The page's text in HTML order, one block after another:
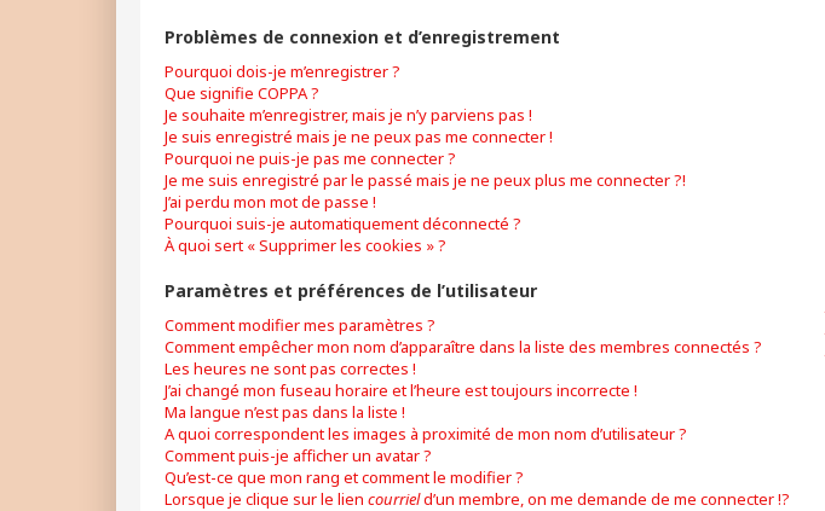
Problèmes de connexion et d’enregistrement
Pourquoi dois-je m’enregistrer ?
Que signifie COPPA ?
Je souhaite m’enregistrer, mais je n’y parviens pas !
Je suis enregistré mais je ne peux pas me connecter !
Pourquoi ne puis-je pas me connecter ?
Je me suis enregistré par le passé mais je ne peux plus me connecter ?!
J’ai perdu mon mot de passe !
Pourquoi suis-je automatiquement déconnecté ?
À quoi sert « Supprimer les cookies » ?
Paramètres et préférences de l’utilisateur
Comment modifier mes paramètres ?
Comment empêcher mon nom d’apparaître dans la liste des membres connectés ?
Les heures ne sont pas correctes !
J’ai changé mon fuseau horaire et l’heure est toujours incorrecte !
Ma langue n’est pas dans la liste !
A quoi correspondent les images à proximité de mon nom d’utilisateur ?
Comment puis-je afficher un avatar ?
Qu’est-ce que mon rang et comment le modifier ?
Lorsque je clique sur le lien courrield’un membre, on me demande de me connecter !?